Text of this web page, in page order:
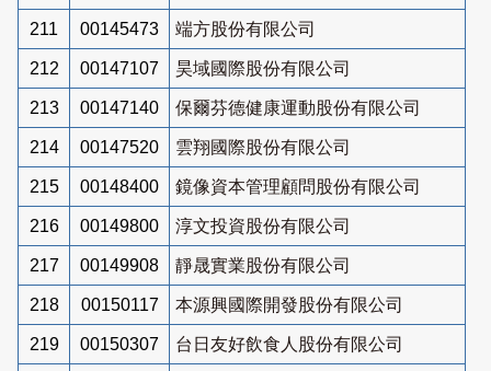
211 00145473 端方股份有限公司
212 00147107 昊域國際股份有限公司
213 00147140 保爾芬德健康運動股份有限公司
214 00147520 雲翔國際股份有限公司
215 00148400 鏡像資本管理顧問股份有限公司
216 00149800 淳文投資股份有限公司
217 00149908 靜晟實業股份有限公司
218 00150117 本源興國際開發股份有限公司
219 00150307 台日友好飲食人股份有限公司